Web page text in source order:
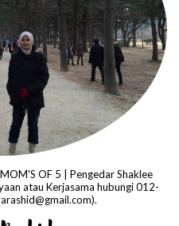
OF 5 | Pengedar Shaklee
atau Kerjasama hubungi 012-